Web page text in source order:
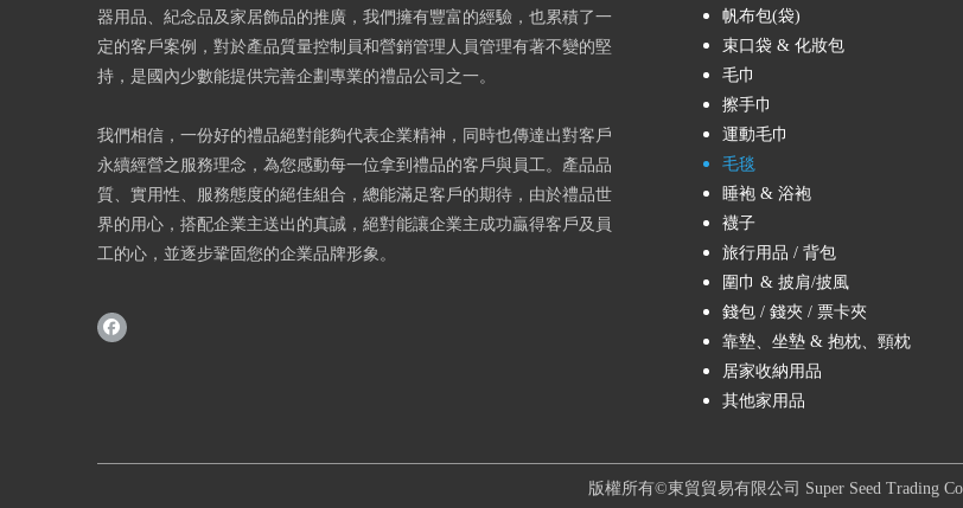
器用品、紀念品及家居飾品的推廣，我們擁有豐富的經驗，也累積了一
定的客戶案例，對於產品質量控制員和營銷管理人員管理有著不變的堅
持，是國內少數能提供完善企劃專業的禮品公司之一。
我們相信，一份好的禮品絕對能夠代表企業精神，同時也傳達出對客戶
永續經營之服務理念，為您感動每一位拿到禮品的客戶與員工。產品品
質、實用性、服務態度的絕佳組合，總能滿足客戶的期待，由於禮品世
界的用心，搭配企業主送出的真誠，絕對能讓企業主成功贏得客戶及員
工的心，並逐步鞏固您的企業品牌形象。
帆布包(袋)
束口袋 & 化妝包
毛巾
擦手巾
運動毛巾
毛毯
睡袍 & 浴袍
襪子
旅行用品 / 背包
圍巾 & 披肩/披風
錢包 / 錢夾 / 票卡夾
靠墊、坐墊 & 抱枕、頸枕
居家收納用品
其他家用品
版權所有©東貿貿易有限公司 Super Seed Trading